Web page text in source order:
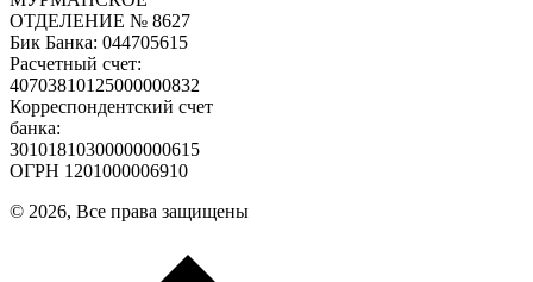
ОТДЕЛЕНИЕ № 8627
Бик Банка: 044705615
Расчетный счет:
40703810125000000832
Корреспондентский счет
банка:
30101810300000000615
ОГРН 1201000006910
© 2026, Все права защищены